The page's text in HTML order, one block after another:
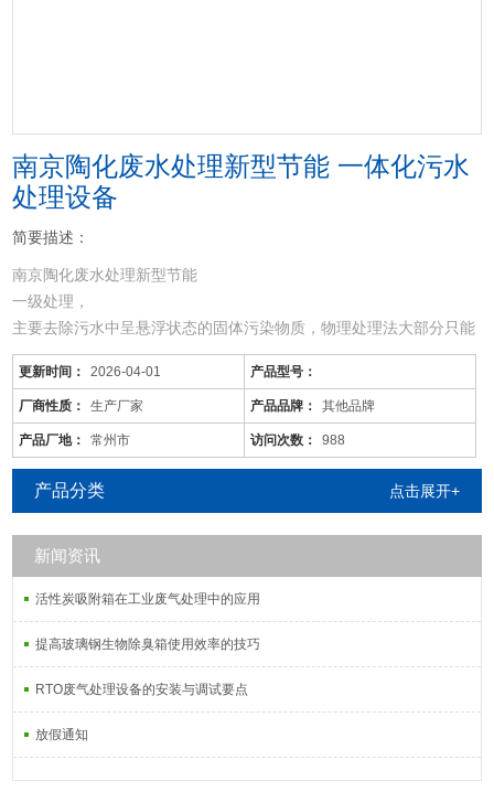
南京陶化废水处理新型节能 一体化污水
处理设备
简要描述：
南京陶化废水处理新型节能
一级处理，
主要去除污水中呈悬浮状态的固体污染物质，物理处理法大部分只能
完成一级处理的要求。经过一级处理的污水，BOD一般可去除30%左
右，达不到排放标准。一级处理属于二级处理的预处理。
二级处理，
主要去除污水中呈胶体和溶解状态的有机污染物质(BOD，COD物
质)，去除率可达90%以上，使有机污染物达到排放标准。
三级处理，
进一步处理难降解的有机物、氮和磷
更新时间： 2026-04-01 产品型号：
厂商性质： 生产厂家 产品品牌： 其他品牌
产品厂地： 常州市 访问次数： 988
产品分类 点击展开+
新闻资讯
活性炭吸附箱在工业废气处理中的应用
提高玻璃钢生物除臭箱使用效率的技巧
RTO废气处理设备的安装与调试要点
放假通知